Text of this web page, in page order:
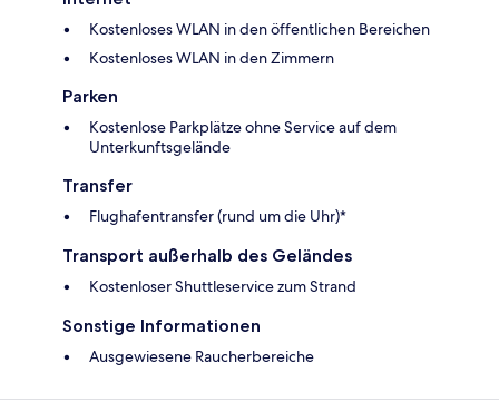
Kostenloses WLAN in den öffentlichen Bereichen
Kostenloses WLAN in den Zimmern
Parken
Kostenlose Parkplätze ohne Service auf dem
Unterkunftsgelände
Transfer
Flughafentransfer (rund um die Uhr)*
Transport außerhalb des Geländes
Kostenloser Shuttleservice zum Strand
Sonstige Informationen
Ausgewiesene Raucherbereiche